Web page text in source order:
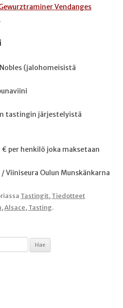
Vendanges
(jalohomeisistä
tastingin järjestelyistä
per henkilö joka maksetaan
Viiniseura Oulun Munskänkarna
Tastingit,Tiedotteet
,Alsace,Tasting.